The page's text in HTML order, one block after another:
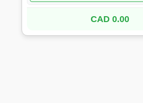
0.00 CAD